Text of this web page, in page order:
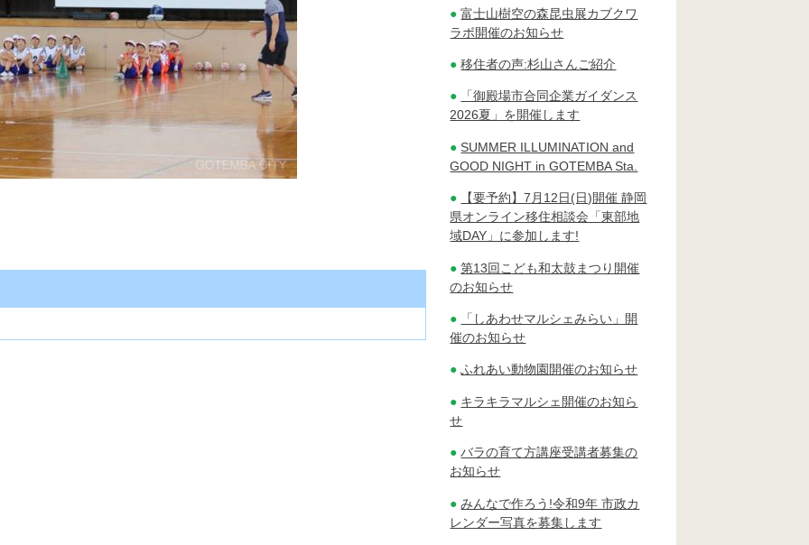
富士山樹空の森昆虫展カブクワ
ラボ開催のお知らせ
移住者の声:杉山さんご紹介
「御殿場市合同企業ガイダンス
2026夏」を開催します
SUMMER ILLUMINATION and
GOOD NIGHT in GOTEMBA Sta.
【要予約】7月12日(日)開催 静岡
県オンライン移住相談会「東部地
域DAY」に参加します!
第13回こども和太鼓まつり開催
のお知らせ
「しあわせマルシェみらい」開
催のお知らせ
ふれあい動物園開催のお知らせ
キラキラマルシェ開催のお知ら
せ
バラの育て方講座受講者募集の
お知らせ
みんなで作ろう!令和9年 市政カ
レンダー写真を募集します